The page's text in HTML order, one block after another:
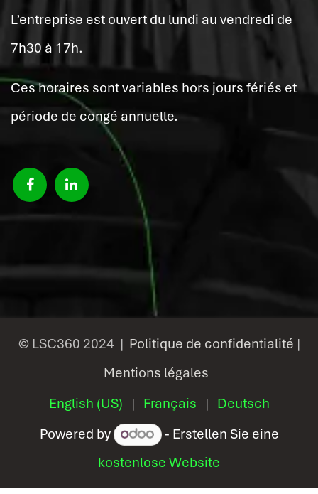
L’entreprise est ouvert du lundi au vendredi de
7h30 à 17h.
Ces horaires sont variables hors jours fériés et
période de congé annuelle.
© LSC360 2024 | Politique de confidentialité |
Mentions légales
English (US) | Français | Deutsch
Powered by
- Erstellen Sie eine
kostenlose Website